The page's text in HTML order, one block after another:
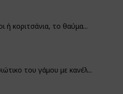
ή κοριτσάνια, το θαύμα...
του γάμου με κανέλ...